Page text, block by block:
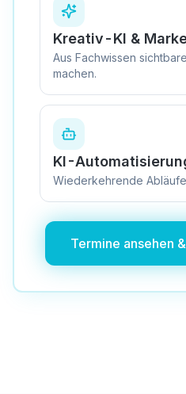
Kreativ-KI &
Aus Fachwissen
machen.
KI-
Wiederkehrende
Termine ansehen